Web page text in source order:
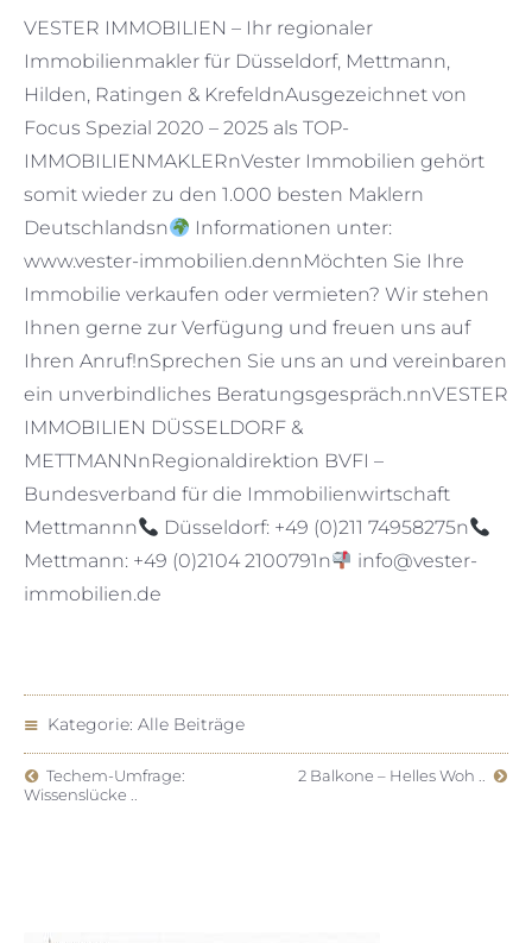
VESTER IMMOBILIEN – Ihr regionaler
Immobilienmakler für Düsseldorf, Mettmann,
Hilden, Ratingen & KrefeldnAusgezeichnet von
Focus Spezial 2020 – 2025 als TOP-
IMMOBILIENMAKLERnVester Immobilien gehört
somit wieder zu den 1.000 besten Maklern
Deutschlandsn
Informationen unter:
www.vester-immobilien.dennMöchten Sie Ihre
Immobilie verkaufen oder vermieten? Wir stehen
Ihnen gerne zur Verfügung und freuen uns auf
Ihren Anruf!nSprechen Sie uns an und vereinbaren
ein unverbindliches Beratungsgespräch.nnVESTER
IMMOBILIEN DÜSSELDORF &
METTMANNnRegionaldirektion BVFI –
Bundesverband für die Immobilienwirtschaft
Mettmannn
Düsseldorf: +49 (0)211 74958275n
Mettmann: +49 (0)2104 2100791n
info@vester-
immobilien.de
Kategorie: Alle Beiträge
Techem-Umfrage:
Wissenslücke ..
2 Balkone – Helles Woh ..